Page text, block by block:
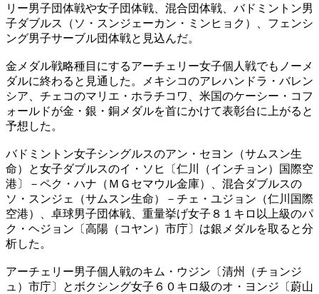
リー男子団体戦や女子団体戦、混合団体戦、バドミントン男
子ダブルス（ソ・スンジェーカン・ミンヒョク）、フェンシ
ング男子サーブル団体戦と見込んだ。
金メダル戦略種目にするアーチェリー女子個人戦でもノーメ
ダルに終わると見通した。メキシコのアレハンドラ・バレン
シア、チェコのマリエ・ホラチコワ、米国のケーシー・コフ
ォールドが金・銀・銅メダルを首にかけて表彰台に上がると
予想した。
バドミントン女子シングルスのアン・セヨン（サムスン生
命）と女子ダブルスのイ・ソヒ〔仁川（インチョン）国際空
港〕－ペク・ハナ（ＭＧセマウル金庫）、混合ダブルスの
ソ・スンジェ（サムスン生命）－チェ・ユジョン（仁川国際
空港）、卓球男子団体戦、重量挙げ女子８１キロ以上級のパ
ク・ヘジョン〔高陽（コヤン）市庁〕は銀メダルを取ると分
析した。
アーチェリー男子個人戦のキム・ウジン〔清州（チョンジ
ュ）市庁〕とボクシング女子６０キロ級のオ・ヨンジ〔蔚山